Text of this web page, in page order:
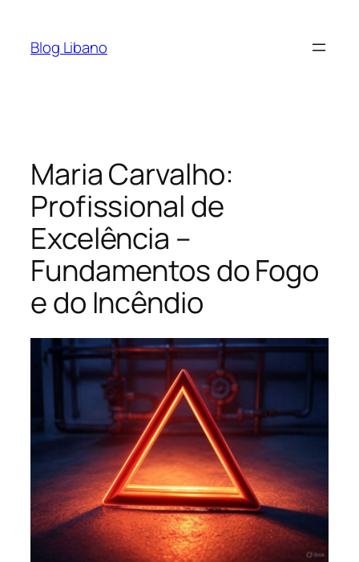
Blog Libano
Maria Carvalho:
Profissional de
Excelência –
Fundamentos do Fogo
e do Incêndio